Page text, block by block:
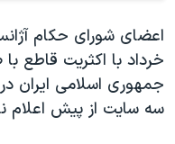
اعضای شورای حکام
خرداد با اکثریت قاطع
جمهوری اسلامی ایران
سه سایت از پیش اعلام